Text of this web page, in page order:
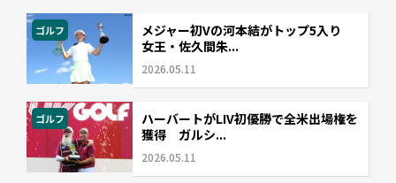
ゴルフ
メジャー初Vの河本結がトップ5入り
女王・佐久間朱...
2026.05.11
ゴルフ
ハーバートがLIV初優勝で全米出場権を
獲得 ガルシ...
2026.05.11